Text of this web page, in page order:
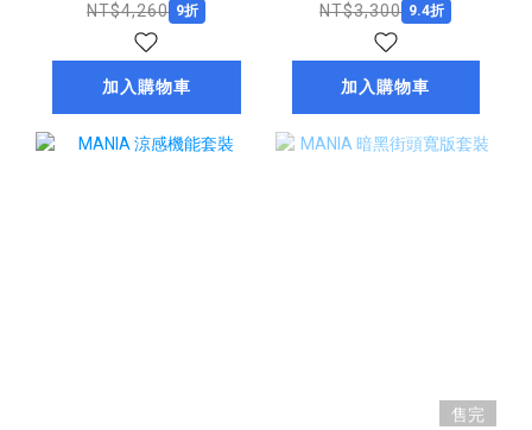
NT$4,260 9折
加入購物車
NT$3,300 9.4折
加入購物車
售完